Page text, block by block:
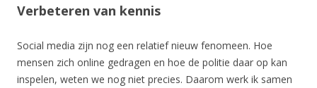
Verbeteren van kennis
Social media zijn nog een relatief nieuw fenomeen. Hoe
mensen zich online gedragen en hoe de politie daar op kan
inspelen, weten we nog niet precies. Daarom werk ik samen